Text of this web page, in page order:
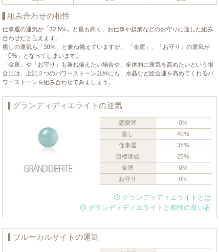
組み合わせの相性
仕事運の運気が「32.5%」と最も高く、お仕事や起業などのお守りに適した組み
合わせだと言えます。
癒しの運気も「30%」と兼ね備えていますが、 「金運」、「お守り」の運気が
「0%」となってしまいます。
「金運」や「お守り」も兼ね備えたい場合や、全体的に運気を高めたいという場
合には、上記２つのパワーストーン以外にも、水晶など総合運を高めてくれるパ
ワーストーンを組み合わせてみましょう。
グランディディエライトの運気
恋愛運
0%
癒し
40%
仕事運
35%
目標達成
25%
金運
0%
お守り
0%
グランディディエライトとは
グランディディエライトと相性の良い石
ブルーカルサイトの運気